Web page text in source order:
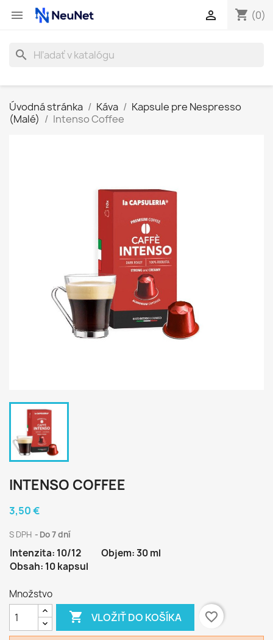
 shopping_cart (0)

search
Úvodná stránka Káva
Kapsule pre Nespresso
(Malé)
Intenso Coffee
INTENSO COFFEE
3,50 €
S DPH Do 7 dní
Intenzita: 10/12
Objem: 30 ml
Obsah: 10 kapsul
Množstvo
 VLOŽIŤ DO KOŠÍKA favorite_border